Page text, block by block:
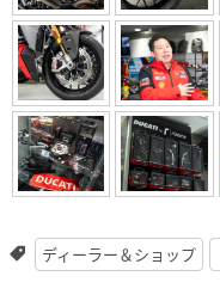
ディーラー＆ショップ